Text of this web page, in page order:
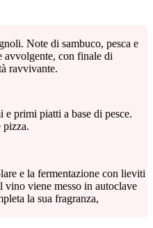
Note di sambuco, pesca e
avvolgente, con finale di
ravvivante.
e primi piatti a base di pesce.
pizza.
e la fermentazione con lieviti
vino viene messo in autoclave
la sua fragranza,